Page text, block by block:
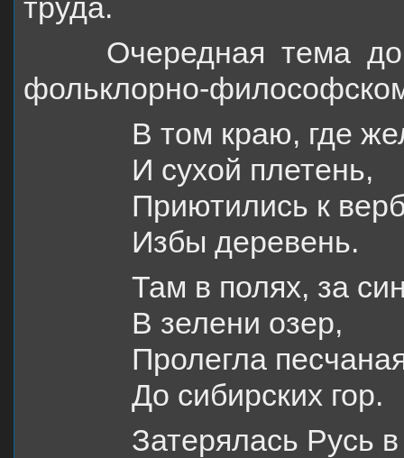
труда.
Очередная тема
фольклорно-
В том краю, где
И сухой плетень,
Приютились к
Избы деревень.
Там в полях, за
В зелени озер,
Пролегла
До сибирских гор.
Затерялась Русь